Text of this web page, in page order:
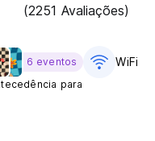
(2251 Avaliações)
6 eventos WiFi
para